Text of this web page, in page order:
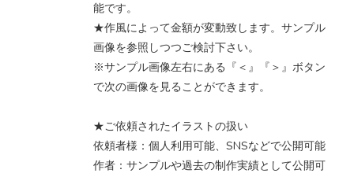
能です。
★作風によって金額が変動致します。サンプル
画像を参照しつつご検討下さい。
※サンプル画像左右にある『＜』『＞』ボタン
で次の画像を見ることができます。
★ご依頼されたイラストの扱い
依頼者様：個人利用可能、SNSなどで公開可能
作者：サンプルや過去の制作実績として公開可